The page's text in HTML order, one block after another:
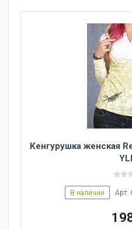
Кенгурушка женская
В наличии Арт: